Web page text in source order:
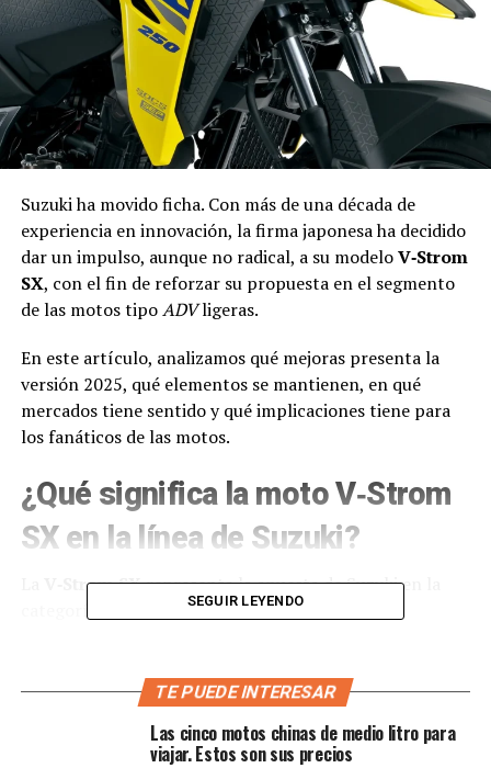
Suzuki ha movido ficha. Con más de una década de
experiencia en innovación, la firma japonesa ha decidido
dar un impulso, aunque no radical, a su modeloV‑Strom
SX, con el fin de reforzar su propuesta en el segmento
de las motos tipoADVligeras.
En este artículo, analizamos qué mejoras presenta la
versión 2025, qué elementos se mantienen, en qué
mercados tiene sentido y qué implicaciones tiene para
los fanáticos de las motos.
¿Qué significa la moto V‑Strom
SX en la línea de Suzuki?
V‑Strom SXrepresenta la apuesta de Suzuki en la
categoría de motocicletas de aventura de baja
Su concepción parte de la plataforma mecánica del
SEGUIR LEYENDO
TE PUEDE INTERESAR
Las cinco motos chinas de medio litro para
viajar. Estos son sus precios